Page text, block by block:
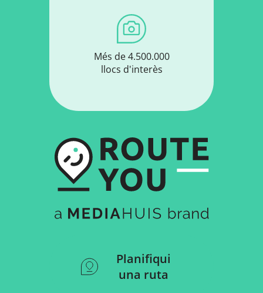
Més de 4.500.000
llocs d'interès
Planifiqui
una ruta